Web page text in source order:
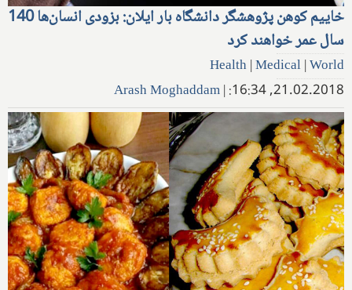
خاییم کوهن پژوهشگر دانشگاه بار ایلان: بزودی انسان‌ها 140
سال عمر خواهند کرد
Health |Medical|World
21.02.2018, 16:34:
|
Arash Moghaddam